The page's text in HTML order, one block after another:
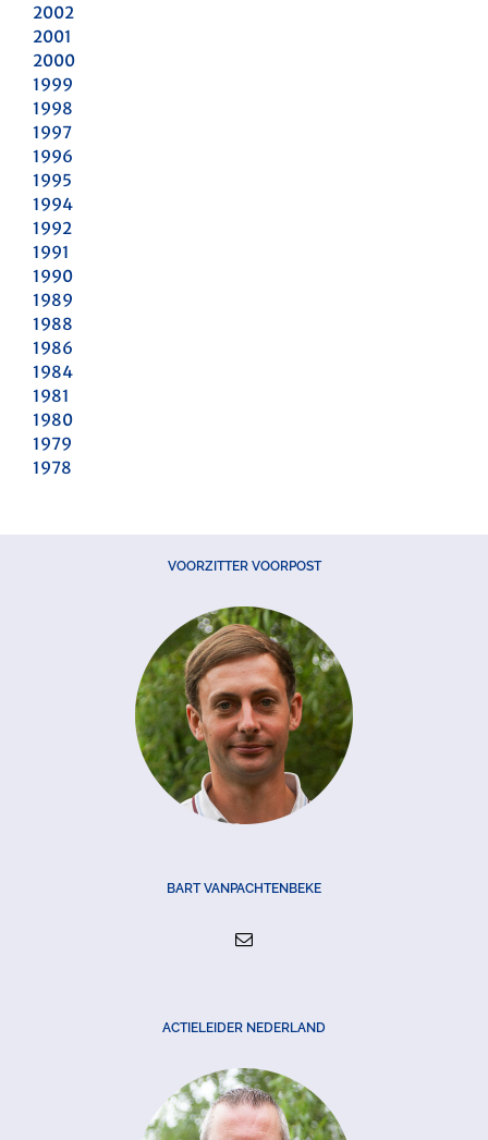
2002
2001
2000
1999
1998
1997
1996
1995
1994
1992
1991
1990
1989
1988
1986
1984
1981
1980
1979
1978
VOORZITTER VOORPOST
BART VANPACHTENBEKE
ACTIELEIDER NEDERLAND